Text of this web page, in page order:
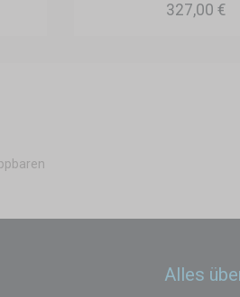
327,00 €
Alles